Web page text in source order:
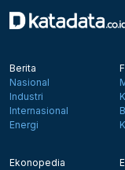
Berita
Nasional
Industri
Internasional
Energi
Ekonopedia